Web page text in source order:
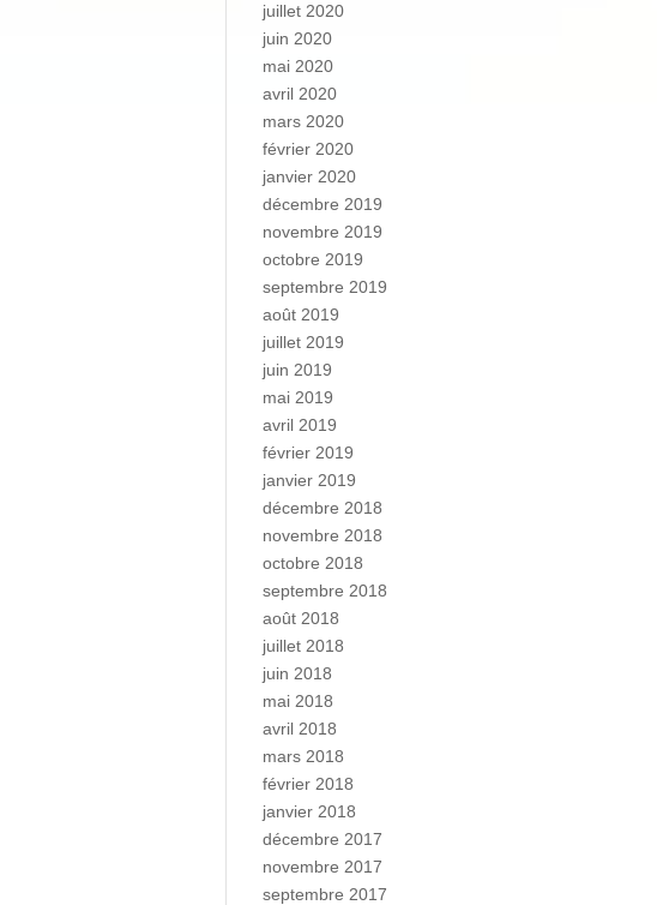
juillet 2020
juin 2020
mai 2020
avril 2020
mars 2020
février 2020
janvier 2020
décembre 2019
novembre 2019
octobre 2019
septembre 2019
août 2019
juillet 2019
juin 2019
mai 2019
avril 2019
février 2019
janvier 2019
décembre 2018
novembre 2018
octobre 2018
septembre 2018
août 2018
juillet 2018
juin 2018
mai 2018
avril 2018
mars 2018
février 2018
janvier 2018
décembre 2017
novembre 2017
septembre 2017